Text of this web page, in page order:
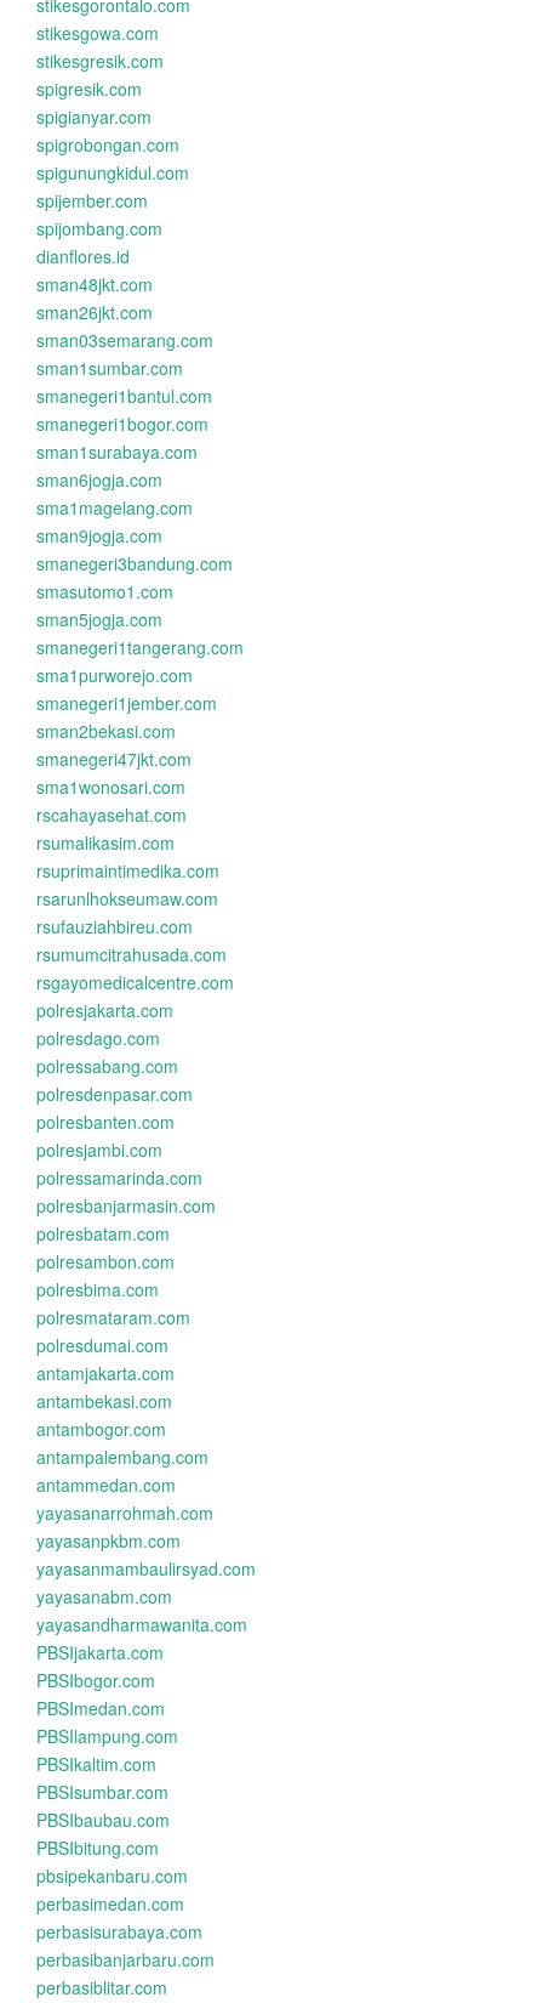
stikesgorontalo.com
stikesgowa.com
stikesgresik.com
spigresik.com
spigianyar.com
spigrobongan.com
spigunungkidul.com
spijember.com
spijombang.com
dianflores.id
sman48jkt.com
sman26jkt.com
sman03semarang.com
sman1sumbar.com
smanegeri1bantul.com
smanegeri1bogor.com
sman1surabaya.com
sman6jogja.com
sma1magelang.com
sman9jogja.com
smanegeri3bandung.com
smasutomo1.com
sman5jogja.com
smanegeri1tangerang.com
sma1purworejo.com
smanegeri1jember.com
sman2bekasi.com
smanegeri47jkt.com
sma1wonosari.com
rscahayasehat.com
rsumalikasim.com
rsuprimaintimedika.com
rsarunlhokseumaw.com
rsufauziahbireu.com
rsumumcitrahusada.com
rsgayomedicalcentre.com
polresjakarta.com
polresdago.com
polressabang.com
polresdenpasar.com
polresbanten.com
polresjambi.com
polressamarinda.com
polresbanjarmasin.com
polresbatam.com
polresambon.com
polresbima.com
polresmataram.com
polresdumai.com
antamjakarta.com
antambekasi.com
antambogor.com
antampalembang.com
antammedan.com
yayasanarrohmah.com
yayasanpkbm.com
yayasanmambaulirsyad.com
yayasanabm.com
yayasandharmawanita.com
PBSIjakarta.com
PBSIbogor.com
PBSImedan.com
PBSIlampung.com
PBSIkaltim.com
PBSIsumbar.com
PBSIbaubau.com
PBSIbitung.com
pbsipekanbaru.com
perbasimedan.com
perbasisurabaya.com
perbasibanjarbaru.com
perbasiblitar.com